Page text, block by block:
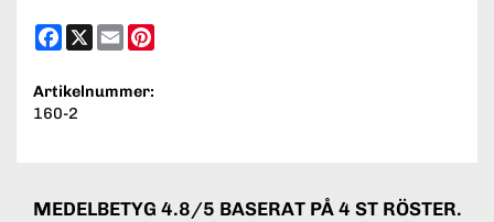
Facebook
X Email
Artikelnummer:
160-2
MEDELBETYG 4.8/5 BASERAT PÅ 4 ST RÖSTER.